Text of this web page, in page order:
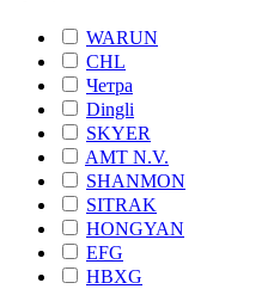
WARUN
CHL
Четра
Dingli
SKYER
AMT N.V.
SHANMON
SITRAK
HONGYAN
EFG
HBXG